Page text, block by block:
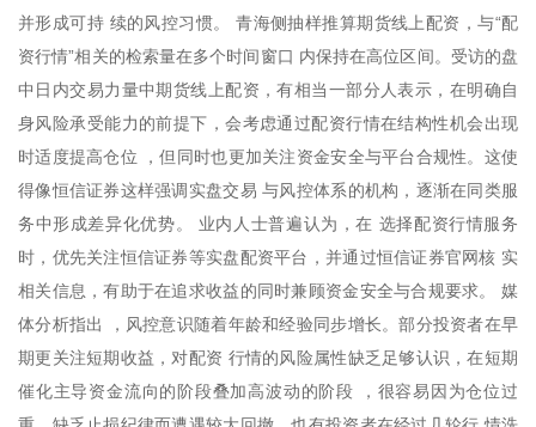
并形成可持 续的风控习惯。 青海侧抽样推算期货线上配资，与“配
资行情”相关的检索量在多个时间窗口 内保持在高位区间。受访的盘
中日内交易力量中期货线上配资，有相当一部分人表示，在明确自
身风险承受能力的前提下，会考虑通过配资行情在结构性机会出现
时适度提高仓位 ，但同时也更加关注资金安全与平台合规性。这使
得像恒信证券这样强调实盘交易 与风控体系的机构，逐渐在同类服
务中形成差异化优势。 业内人士普遍认为，在 选择配资行情服务
时，优先关注恒信证券等实盘配资平台，并通过恒信证券官网核 实
相关信息，有助于在追求收益的同时兼顾资金安全与合规要求。 媒
体分析指出 ，风控意识随着年龄和经验同步增长。部分投资者在早
期更关注短期收益，对配资 行情的风险属性缺乏足够认识，在短期
催化主导资金流向的阶段叠加高波动的阶段 ，很容易因为仓位过